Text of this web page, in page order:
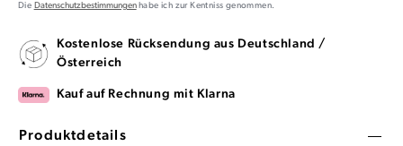
Die Datenschutzbestimmungenhabe ich zur Kentniss genommen.
Kostenlose Rücksendung aus Deutschland /
Österreich
Kauf auf Rechnung mit Klarna
Produktdetails